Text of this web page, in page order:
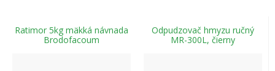
Ratimor 5kg mäkká návnada
Brodofacoum
Odpudzovač hmyzu ručný
MR-300L, čierny